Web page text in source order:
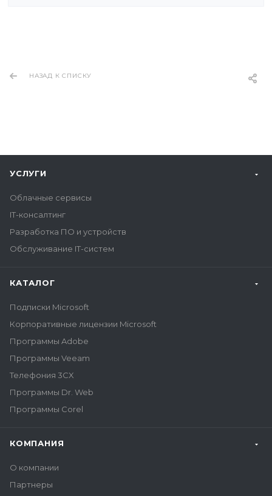
НАЗАД К СПИСКУ
УСЛУГИ
Облачные сервисы
IT-консалтинг
Разработка ПО и устройств
Обслуживание IT-систем
КАТАЛОГ
Подписки Microsoft
Корпоративные лицензии Microsoft
Программы Adobe
Программы Veeam
Телефония 3CX
Программы Dr. Web
Программы Corel
КОМПАНИЯ
О компании
Партнеры